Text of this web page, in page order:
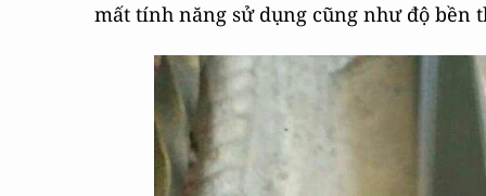
mất tính năng sử dụng cũng như độ bền